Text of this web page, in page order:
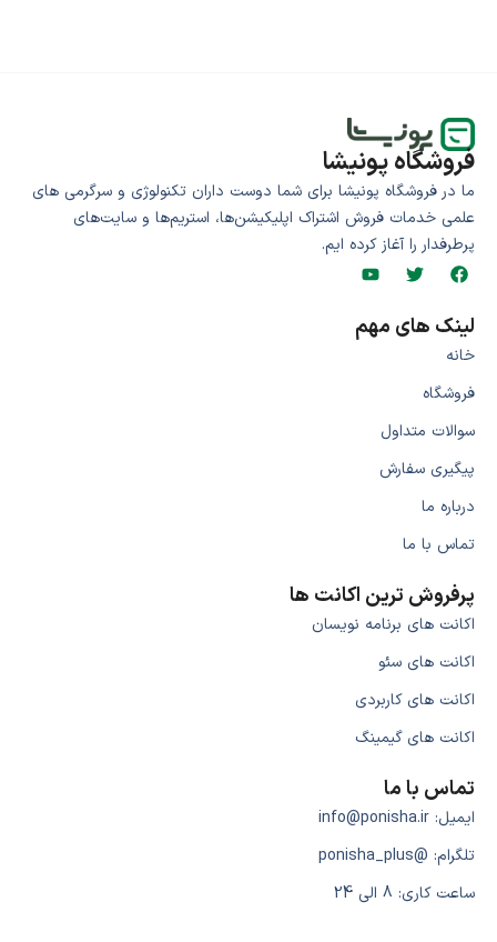
فروشگاه پونیشا
ما در فروشگاه پونیشا برای شما دوست داران تکنولوژی و سرگرمی های
علمی خدمات فروش اشتراک اپلیکیشن‌ها، استریم‌ها و سایت‌های
پرطرفدار را آغاز کرده ایم.
لینک های مهم
خانه
فروشگاه
سوالات متداول
پیگیری سفارش
درباره ما
تماس با ما
پرفروش ترین اکانت ها
اکانت های برنامه نویسان
اکانت های سئو
اکانت های کاربردی
اکانت های گیمینگ
تماس با ما
ایمیل: info@ponisha.ir
تلگرام: @ponisha_plus
ساعت کاری: 8 الی 24